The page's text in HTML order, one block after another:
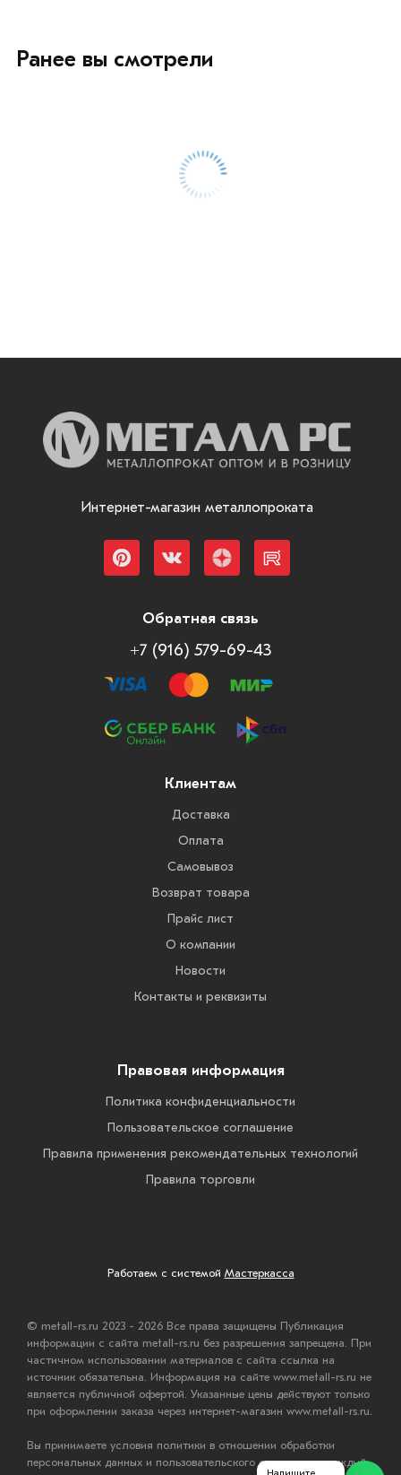
Ранее вы смотрели
Интернет-магазин металлопроката
Обратная связь
+7 (916) 579-69-43
Клиентам
Доставка
Оплата
Самовывоз
Возврат товара
Прайс лист
О компании
Новости
Контакты и реквизиты
Правовая информация
Политика конфиденциальности
Пользовательское соглашение
Правила применения рекомендательных технологий
Правила торговли
Работаем с системой Мастеркасса
© metall-rs.ru 2023 - 2026 Все права защищены Публикация
информации с сайта metall-rs.ru без разрешения запрещена. При
частичном использовании материалов с сайта ссылка на
источник обязательна. Информация на сайте www.metall-rs.ru не
является публичной офертой. Указанные цены действуют только
при оформлении заказа через интернет-магазин www.metall-rs.ru.
Вы принимаете условия политики в отношении обработки
персональных данных и пользовательского соглашения каждый